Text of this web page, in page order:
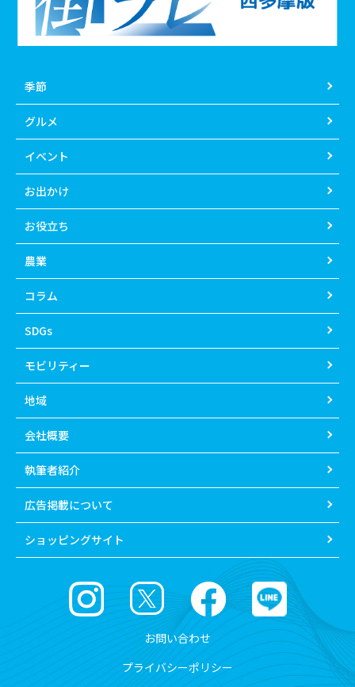
季節
グルメ
イベント
お出かけ
お役立ち
農業
コラム
SDGs
モビリティー
地域
会社概要
執筆者紹介
広告掲載について
ショッピングサイト
お問い合わせ
プライバシーポリシー